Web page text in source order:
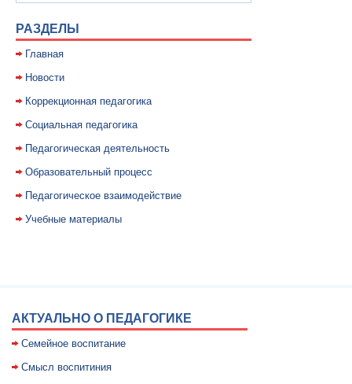
РАЗДЕЛЫ
Главная
Новости
Коррекционная педагогика
Социальная педагогика
Педагогическая деятельность
Образовательный процесс
Педагогическое взаимодействие
Учебные материалы
АКТУАЛЬНО О ПЕДАГОГИКЕ
Семейное воспитание
Смысл воспитиния